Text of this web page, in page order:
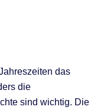
das
die
sind wichtig. Die